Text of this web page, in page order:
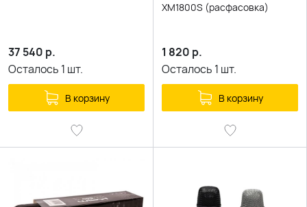
37 540 р.
Осталось 1 шт.
В корзину
XM1800S (расфасовка)
1 820 р.
Осталось 1 шт.
В корзину